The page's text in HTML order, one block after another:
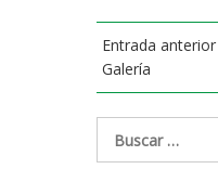
Entrada anterior
Galería